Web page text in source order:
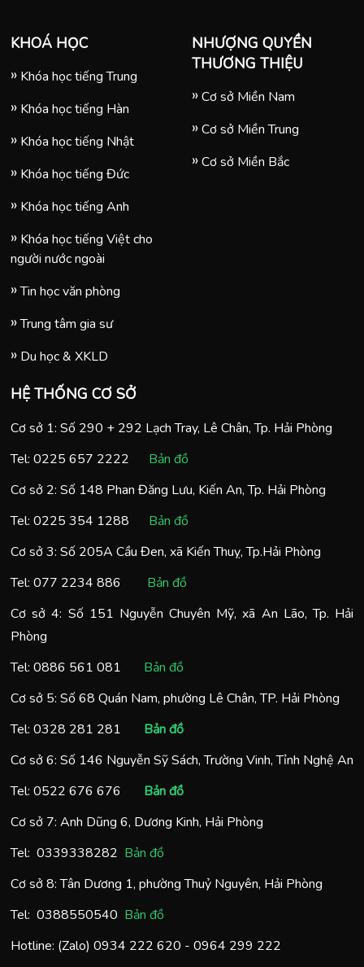
KHOÁ HỌC
Khóa học tiếng Trung
Khóa học tiếng Hàn
Khóa học tiếng Nhật
Khóa học tiếng Đức
Khóa học tiếng Anh
Khóa học tiếng Việt cho
người nước ngoài
Tin học văn phòng
Trung tâm gia sư
Du học & XKLD
NHƯỢNG QUYỀN
THƯƠNG THIỆU
Cơ sở Miền Nam
Cơ sở Miền Trung
Cơ sở Miền Bắc
HỆ THỐNG CƠ SỞ
Cơ sở 1: Số 290 + 292 Lạch Tray, Lê Chân, Tp. Hải Phòng
Tel: 0225 657 2222
Bản đồ
Cơ sở 2: Số 148 Phan Đăng Lưu, Kiến An, Tp. Hải Phòng
Tel: 0225 354 1288
Bản đồ
Cơ sở 3: Số 205A Cầu Đen, xã Kiến Thuỵ, Tp.Hải Phòng
Tel: 077 2234 886
Bản đồ
Cơ sở 4: Số 151 Nguyễn Chuyên Mỹ, xã An Lão, Tp. Hải
Phòng
Tel: 0886 561 081
Bản đồ
Cơ sở 5: Số 68 Quán Nam, phường Lê Chân, TP. Hải Phòng
Tel: 0328 281 281
Bản đồ
Cơ sở 6: Số 146 Nguyễn Sỹ Sách, Trường Vinh, Tỉnh Nghệ An
Tel: 0522 676 676
Bản đồ
Cơ sở 7: Anh Dũng 6, Dương Kinh, Hải Phòng
Tel: 0339338282 Bản đồ
Cơ sở 8: Tân Dương 1, phường Thuỷ Nguyên, Hải Phòng
Tel: 0388550540 Bản đồ
Hotline: (Zalo) 0934 222 620 - 0964 299 222